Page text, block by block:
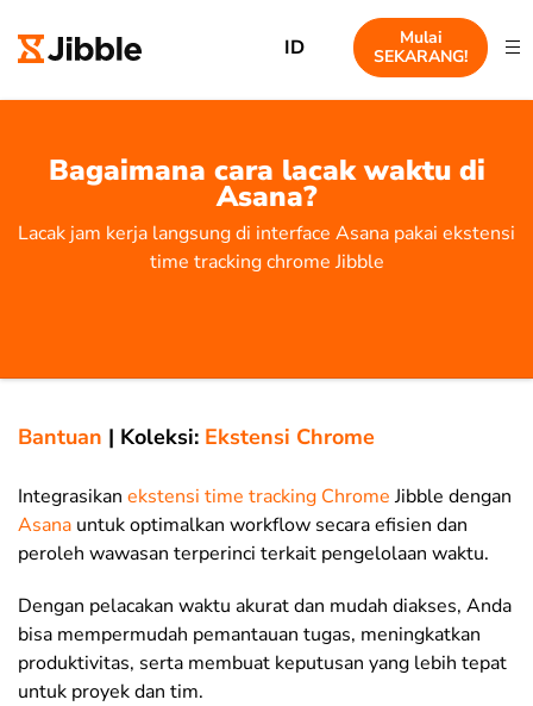
ID
Mulai
SEKARANG!
Bagaimana cara lacak waktu di
Asana?
Lacak jam kerja langsung di interface Asana pakai ekstensi
time tracking chrome Jibble
Bantuan | Koleksi: Ekstensi Chrome
Integrasikan ekstensi time tracking ChromeJibble dengan
Asana untuk optimalkan workflow secara efisien dan
peroleh wawasan terperinci terkait pengelolaan waktu.
Dengan pelacakan waktu akurat dan mudah diakses, Anda
bisa mempermudah pemantauan tugas, meningkatkan
produktivitas, serta membuat keputusan yang lebih tepat
untuk proyek dan tim.